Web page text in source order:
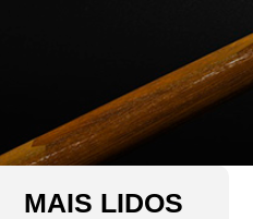
MAIS LIDOS